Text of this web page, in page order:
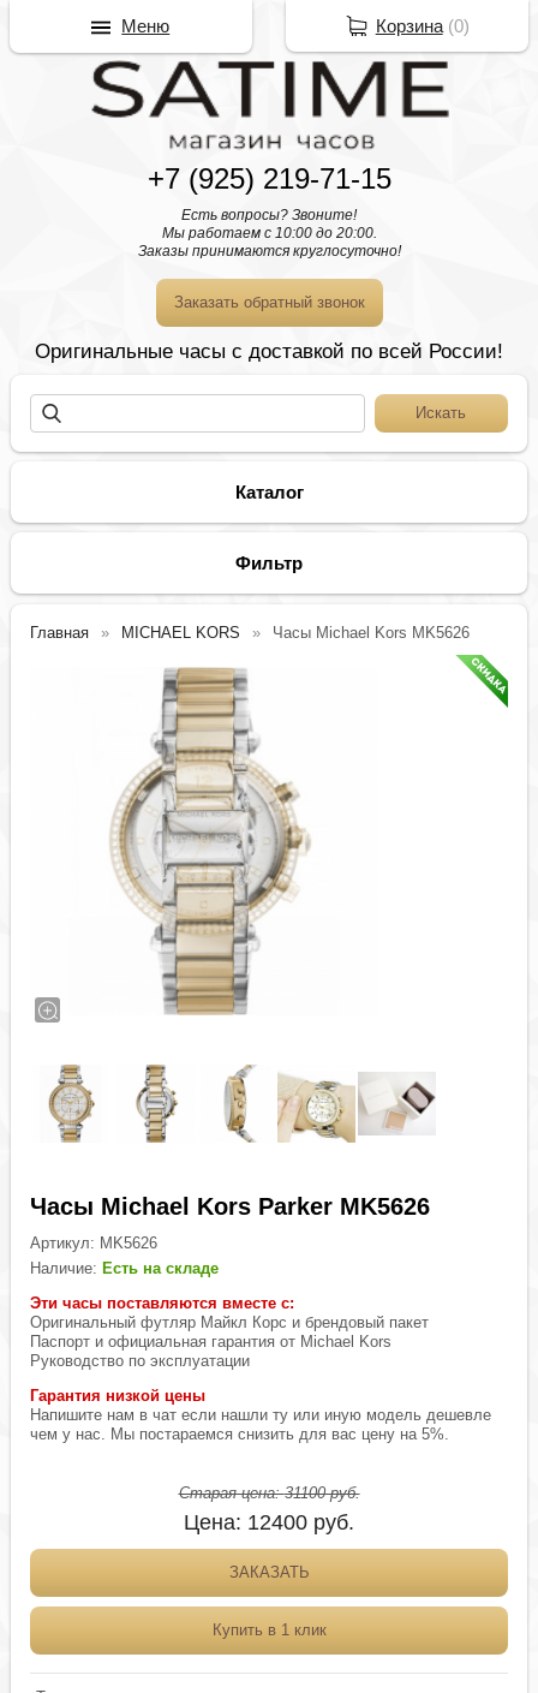
+7 (925) 219-71-15
Есть вопросы? Звоните!
Мы работаем с 10:00 до 20:00.
Заказы принимаются круглосуточно!
Заказать обратный звонок
Оригинальные часы с доставкой по всей России!
Каталог
Фильтр
Главная MICHAEL KORS Часы Michael Kors MK5626
Часы Michael Kors Parker MK5626
Артикул: MK5626
Наличие:Есть на складе
Эти часы поставляются вместе с:
Оригинальный футляр Майкл Корс и брендовый пакет
Паспорт и официальная гарантия от Michael Kors
Руководство по эксплуатации
Гарантия низкой цены
Напишите нам в чат если нашли ту или иную модель дешевле
чем у нас. Мы постараемся снизить для вас цену на 5%.
Старая цена:31100руб.
Цена: 12400 руб.
ЗАКАЗАТЬ
Купить в 1 клик
Корзина(0)
Меню